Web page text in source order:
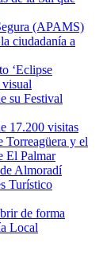
(APAMS)
ciudadanía a
‘Eclipse
visual
su Festival
17.200 visitas
Torreagüera y el
El Palmar
Almoradí
Turístico
de forma
Local